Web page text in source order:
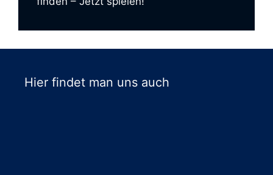
Hier findet man uns auch